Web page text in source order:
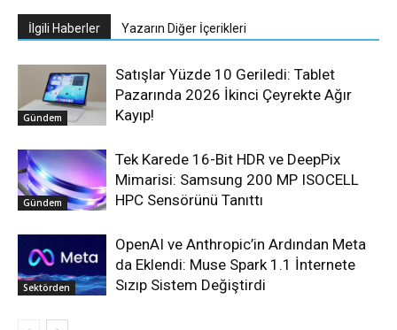
İlgili Haberler Yazarın Diğer İçerikleri
Gündem
Satışlar Yüzde 10 Geriledi: Tablet
Pazarında 2026 İkinci Çeyrekte Ağır
Kayıp!
Gündem
Tek Karede 16-Bit HDR ve DeepPix
Mimarisi: Samsung 200 MP ISOCELL
HPC Sensörünü Tanıttı
Sektörden
OpenAI ve Anthropic’in Ardından Meta
da Eklendi: Muse Spark 1.1 İnternete
Sızıp Sistem Değiştirdi